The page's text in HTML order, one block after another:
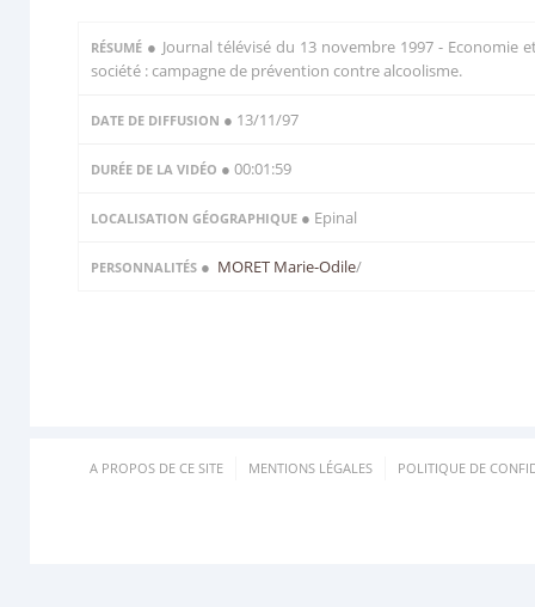
RÉSUMÉ ● Journal télévisé du 13 novembre 1997 - Economie
société : campagne de prévention contre alcoolisme.
DATE DE DIFFUSION ● 13/11/97
DURÉE DE LA VIDÉO ● 00:01:59
LOCALISATION GÉOGRAPHIQUE ● Epinal
PERSONNALITÉS ● MORET Marie-Odile/
A PROPOS DE CE SITE MENTIONS LÉGALES POLITIQUE DE